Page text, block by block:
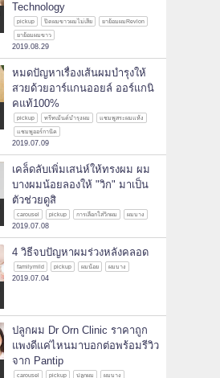
Technology
pickup ปิดผมขาวผมไม่เสีย
ยาย้อมผมRevlon
ยาย้อมผมขาว
2019.08.29
หมดปัญหาเรื่องเส้นผมบำรุงให้
สวยด้วยอาร์แกนออยล์ ออร์แกนิ
คแท้100%
pickup ทรีทเม้นต์บำรุงผม
แชมพูสระผมแห้ง
แชมพูออร์กานิค
2019.07.09
เคล็ดลับเพิ่มเสน่ห์ให้ทรงผม ผม
บางผมน้อยลองให้ "วิก" มาเป็น
ตัวช่วยดูสิ
carousel pickup การเลือกใส่วิกผม ผมบาง
2019.07.08
4 วิธีจบปัญหาผมร่วงหลังคลอด
familymild pickup ผมน้อย ผมบาง
2019.07.04
ปลูกผม Dr Orn Clinic ราคาถูก
แพงดีแค่ไหนมาบอกต่อพร้อมรีวิว
จาก Pantip
carousel pickup ปลูกผม ผมบาง